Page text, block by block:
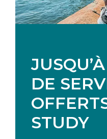
DE
STUDY